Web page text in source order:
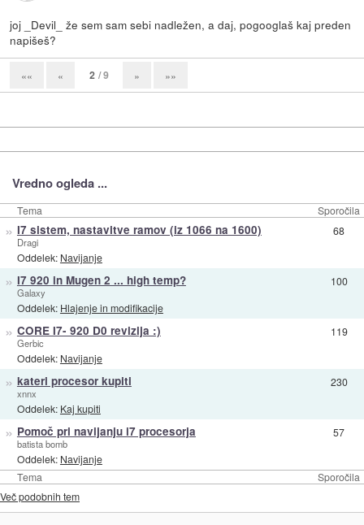
joj _Devil_ že sem sam sebi nadležen, a daj, pogooglaš kaj preden
napišeš?
«« « 2 / 9 » »»
Vredno ogleda ...
Tema Sporočila
Tema Sporočila
» I7 sistem, nastavitve ramov (iz 1066 na 1600)
Dragi
Oddelek: Navijanje
68
» I7 920 in Mugen 2 ... high temp?
Galaxy
Oddelek: Hlajenje in modifikacije
100
» CORE I7- 920 D0 revizija :)
Gerbic
Oddelek: Navijanje
119
» kateri procesor kupiti
xnnx
Oddelek: Kaj kupiti
230
» Pomoč pri navijanju i7 procesorja
batista bomb
Oddelek: Navijanje
57
Več podobnih tem